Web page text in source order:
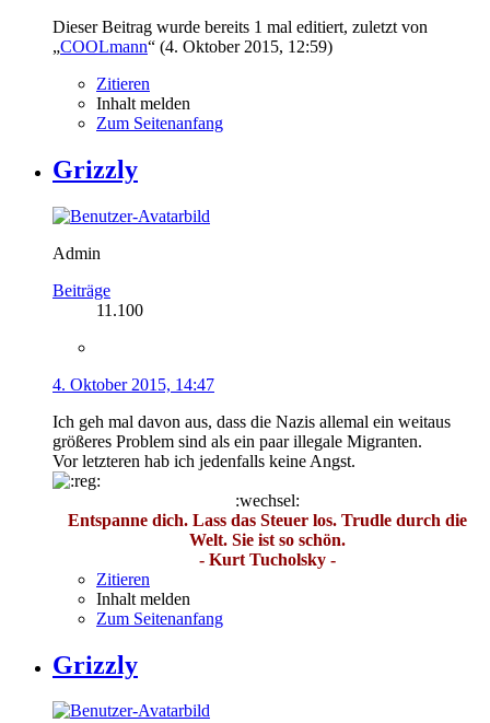
Dieser Beitrag wurde bereits 1 mal editiert, zuletzt von
„COOLmann“ (4. Oktober 2015, 12:59)
Zitieren
Inhalt melden
Zum Seitenanfang
Grizzly
Admin
Beiträge
11.100
4. Oktober 2015, 14:47
Ich geh mal davon aus, dass die Nazis allemal ein weitaus
größeres Problem sind als ein paar illegale Migranten.
Vor letzteren hab ich jedenfalls keine Angst.
:wechsel:
Entspanne dich. Lass das Steuer los. Trudle durch die
Welt. Sie ist so schön.
- Kurt Tucholsky -
Zitieren
Inhalt melden
Zum Seitenanfang
Grizzly